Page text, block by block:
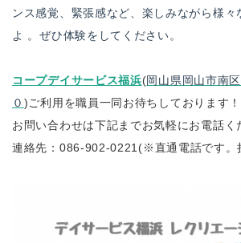
ンス感覚、緊張感など、楽しみながら様々
よ 。ぜひ体験をしてください。
コープデイサービス福浜(岡山県岡山市南
０ )ご利用を職員一同お待ちしております！
お問い合わせは下記までお気軽にお電話く
連絡先：086-902-0221(※直通電話です。